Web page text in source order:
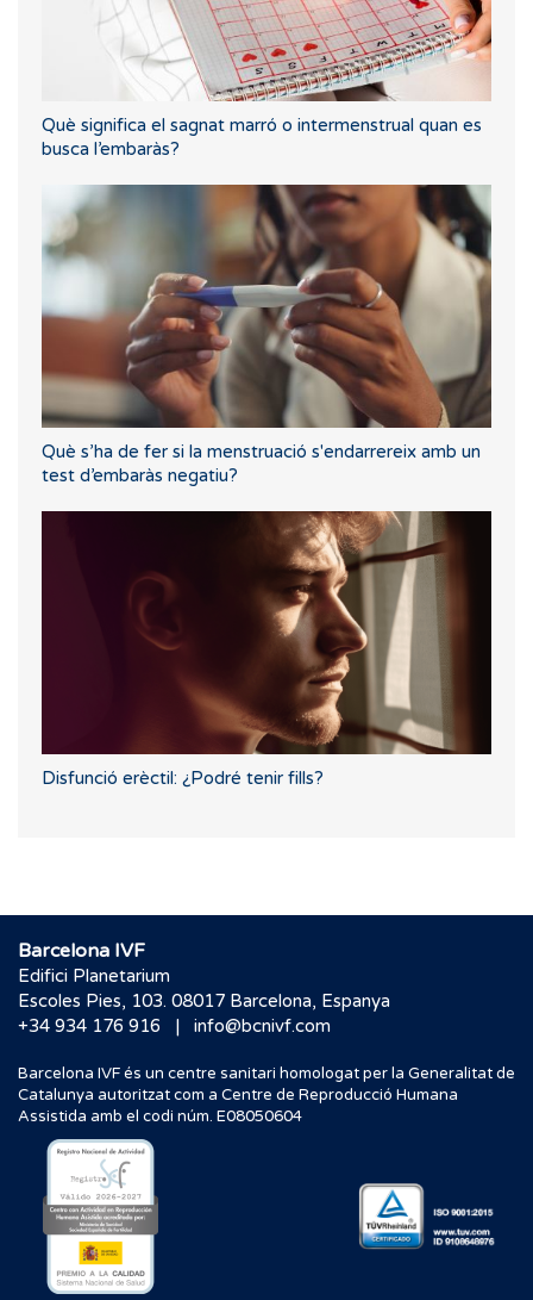
Què significa el sagnat marró o intermenstrual quan es
busca l’embaràs?
Què s’ha de fer si la menstruació s'endarrereix amb un
test d’embaràs negatiu?
Disfunció erèctil: ¿Podré tenir fills?
Barcelona IVF
Edifici Planetarium
Escoles Pies, 103. 08017 Barcelona, Espanya
+34 934 176 916
| info@bcnivf.com
Barcelona IVF és un centre sanitari homologat per la Generalitat de
Catalunya autoritzat com a Centre de Reproducció Humana
Assistida amb el codi núm. E08050604